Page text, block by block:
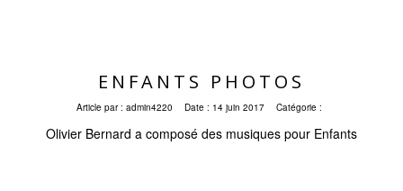
ENFANTS PHOTOS
Article par : admin4220 Date : 14 juin 2017 Catégorie :
Olivier Bernard a composé des musiques pour Enfants